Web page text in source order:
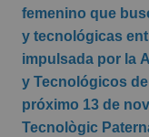
femenino que
y tecnológicas
impulsada por la
y Tecnológicos
próximo 13 de
Tecnològic